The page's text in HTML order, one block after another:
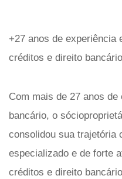
+27 anos de experiência
créditos e direito
Com mais de 27 anos
bancário, o
consolidou sua trajetória
especializado e de forte
créditos e direito